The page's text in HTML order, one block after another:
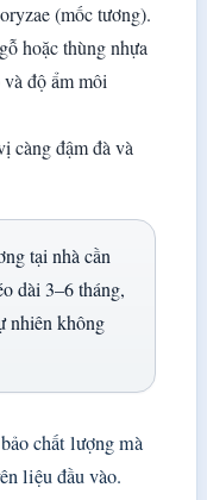
(mốc tương).
hoặc thùng nhựa
độ ẩm môi
càng đậm đà và
tại nhà cần
dài 3–6 tháng,
nhiên không
chất lượng mà
liệu đầu vào.